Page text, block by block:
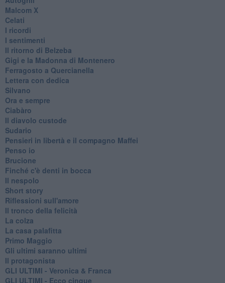
Malcom X
Celati
I ricordi
I sentimenti
Il ritorno di Belzeba
Gigi e la Madonna di Montenero
Ferragosto a Quercianella
Lettera con dedica
Silvano
Ora e sempre
Ciabàro
Il diavolo custode
Sudario
Pensieri in libertà e il compagno Maffei
Penso io
Brucione
Finché c'è denti in bocca
Il nespolo
Short story
Riflessioni sull'amore
Il tronco della felicità
La colza
La casa palafitta
Primo Maggio
Gli ultimi saranno ultimi
Il protagonista
GLI ULTIMI - Veronica & Franca
GLI ULTIMI - Ecco cinque